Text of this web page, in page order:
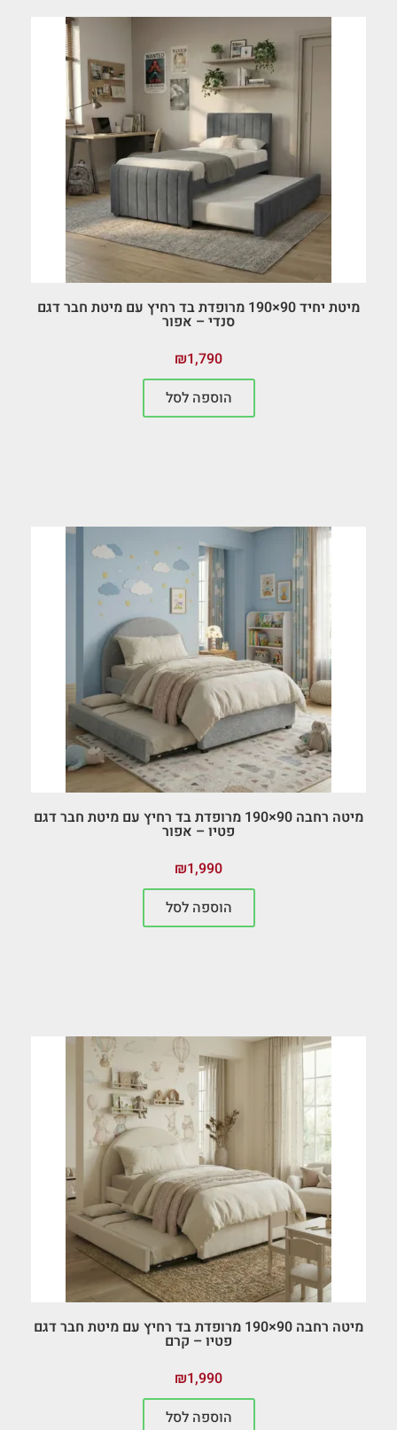
מיטת יחיד 90×190 מרופדת בד רחיץ עם מיטת חבר דגם
סנדי – אפור
₪1,790
הוספה לסל
מיטה רחבה 90×190 מרופדת בד רחיץ עם מיטת חבר דגם
פטיו – אפור
₪1,990
הוספה לסל
מיטה רחבה 90×190 מרופדת בד רחיץ עם מיטת חבר דגם
פטיו – קרם
₪1,990
הוספה לסל